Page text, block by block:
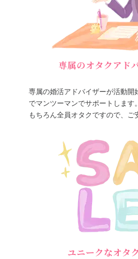
専属のオタクアド
専属の婚活アドバイザーが活動開
でマンツーマンでサポートします
もちろん全員オタクですので、ご
ユニークなオタ